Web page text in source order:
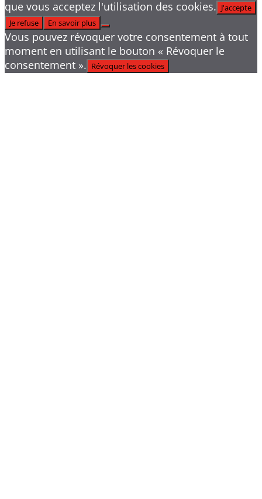
que vous acceptez l'utilisation des cookies. J'accepte
Je refuse
En savoir plus
Vous pouvez révoquer votre consentement à tout
moment en utilisant le bouton « Révoquer le
consentement ». Révoquer les cookies